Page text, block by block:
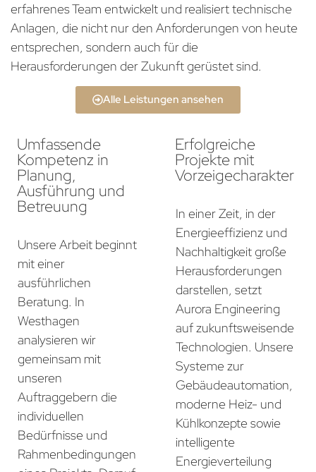
erfahrenes Team entwickelt und realisiert technische
Anlagen, die nicht nur den Anforderungen von heute
entsprechen, sondern auch für die
Herausforderungen der Zukunft gerüstet sind.
Alle Leistungen ansehen
Umfassende
Kompetenz in
Planung,
Ausführung und
Betreuung
Unsere Arbeit beginnt
mit einer
ausführlichen
Beratung. In
Westhagen
analysieren wir
gemeinsam mit
unseren
Auftraggebern die
individuellen
Bedürfnisse und
Rahmenbedingungen
Erfolgreiche
Projekte mit
Vorzeigecharakter
In einer Zeit, in der
Energieeffizienz und
Nachhaltigkeit große
Herausforderungen
darstellen, setzt
Aurora Engineering
auf zukunftsweisende
Technologien. Unsere
Systeme zur
Gebäudeautomation,
moderne Heiz- und
Kühlkonzepte sowie
intelligente
Energieverteilung